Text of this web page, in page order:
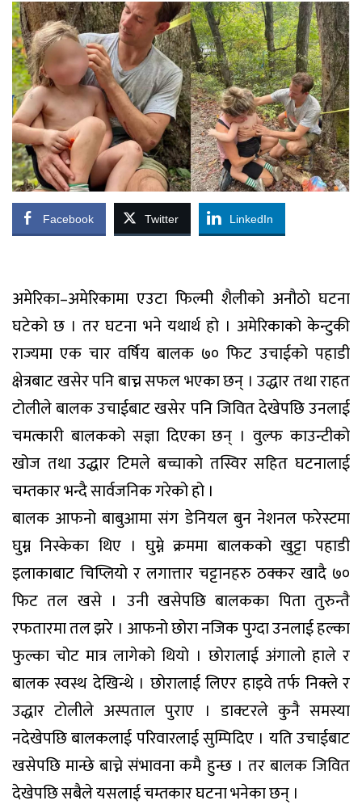
Facebook Twitter LinkedIn
अमेरिका–अमेरिकामा एउटा फिल्मी शैलीको अनौठो घटना
घटेको छ । तर घटना भने यथार्थ हो । अमेरिकाको केन्टुकी
राज्यमा एक चार वर्षिय बालक ७० फिट उचाईको पहाडी
क्षेत्रबाट खसेर पनि बाच्न सफल भएका छन् । उद्धार तथा राहत
टोलीले बालक उचाईबाट खसेर पनि जिवित देखेपछि उनलाई
चमत्कारी बालकको सज्ञा दिएका छन् । वुल्फ काउन्टीको
खोज तथा उद्धार टिमले बच्चाको तस्विर सहित घटनालाई
चम्तकार भन्दै सार्वजनिक गरेको हो ।
बालक आफनो बाबुआमा संग डेनियल बुन नेशनल फरेस्टमा
घुम्न निस्केका थिए । घुम्ने क्रममा बालकको खुट्टा पहाडी
इलाकाबाट चिप्लियो र लगात्तार चट्टानहरु ठक्कर खादै ७०
फिट तल खसे । उनी खसेपछि बालकका पिता तुरुन्तै
रफतारमा तल झरे । आफनो छोरा नजिक पुग्दा उनलाई हल्का
फुल्का चोट मात्र लागेको थियो । छोरालाई अंगालो हाले र
बालक स्वस्थ देखिन्थे । छोरालाई लिएर हाइवे तर्फ निक्ले र
उद्धार टोलीले अस्पताल पुराए । डाक्टरले कुनै समस्या
नदेखेपछि बालकलाई परिवारलाई सुम्पिदिए । यति उचाईबाट
खसेपछि मान्छे बाच्ने संभावना कमै हुन्छ । तर बालक जिवित
देखेपछि सबैले यसलाई चम्तकार घटना भनेका छन् ।